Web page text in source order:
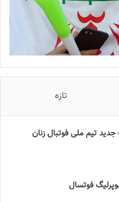
تازه
تيم ملى فوتبال زنان
فوتسال